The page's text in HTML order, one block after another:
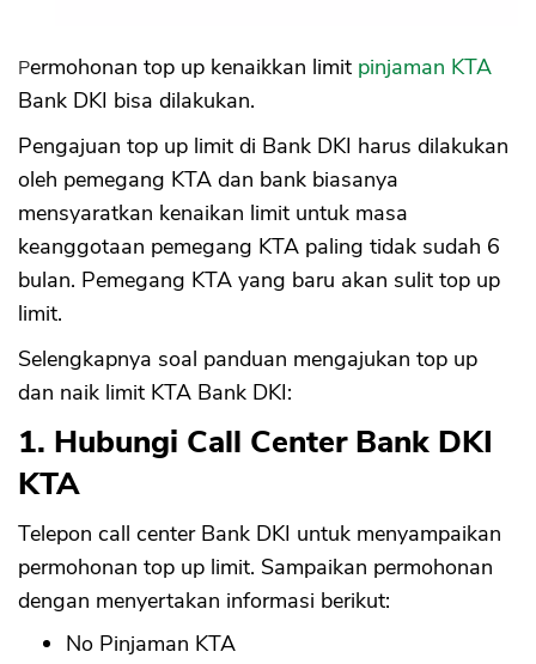
Permohonan top up kenaikkan limit pinjaman KTA
Bank DKI bisa dilakukan.
Pengajuan top up limit di Bank DKI harus dilakukan
oleh pemegang KTA dan bank biasanya
mensyaratkan kenaikan limit untuk masa
keanggotaan pemegang KTA paling tidak sudah 6
bulan. Pemegang KTA yang baru akan sulit top up
limit.
Selengkapnya soal panduan mengajukan top up
dan naik limit KTA Bank DKI:
1. Hubungi Call Center Bank DKI
KTA
Telepon call center Bank DKI untuk menyampaikan
permohonan top up limit. Sampaikan permohonan
dengan menyertakan informasi berikut:
No Pinjaman KTA